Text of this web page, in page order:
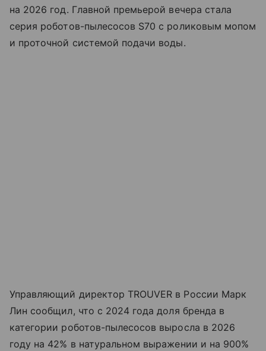
на 2026 год. Главной премьерой вечера стала
серия роботов-пылесосов S70 с роликовым мопом
и проточной системой подачи воды.
Управляющий директор TROUVER в России Марк
Лин сообщил, что с 2024 года доля бренда в
категории роботов-пылесосов выросла в 2026
году на 42% в натуральном выражении и на 900%